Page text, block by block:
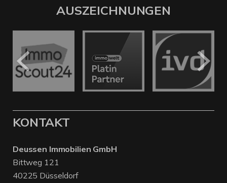
AUSZEICHNUNGEN
KONTAKT
Deussen Immobilien GmbH
Bittweg 121
40225 Düsseldorf